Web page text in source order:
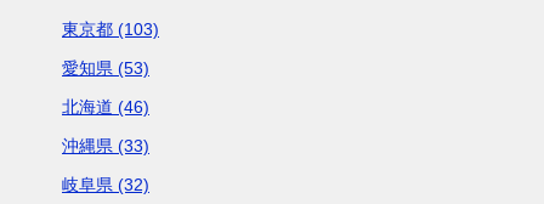
東京都 (103)
愛知県 (53)
北海道 (46)
沖縄県 (33)
岐阜県 (32)